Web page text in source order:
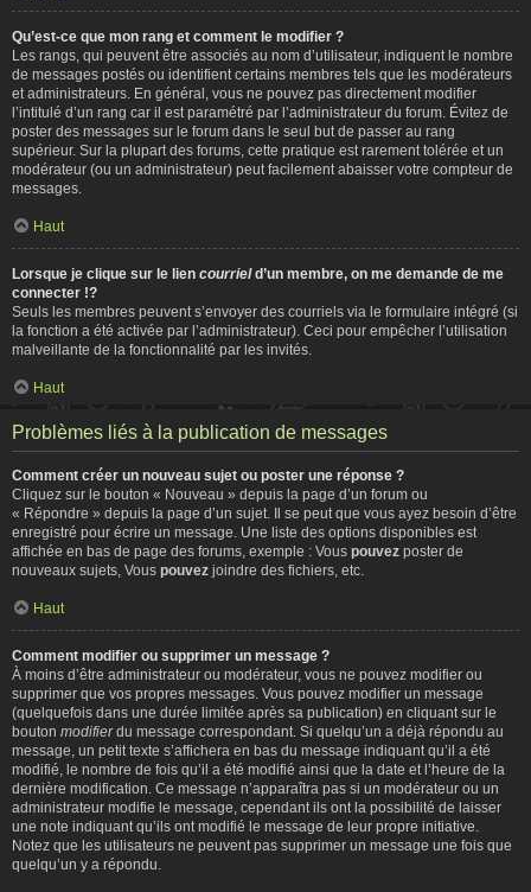
Qu’est-ce que mon rang et comment le modifier ?
Les rangs, qui peuvent être associés au nom d’utilisateur, indiquent le nombre
de messages postés ou identifient certains membres tels que les modérateurs
et administrateurs. En général, vous ne pouvez pas directement modifier
l’intitulé d’un rang car il est paramétré par l’administrateur du forum. Évitez de
poster des messages sur le forum dans le seul but de passer au rang
supérieur. Sur la plupart des forums, cette pratique est rarement tolérée et un
modérateur (ou un administrateur) peut facilement abaisser votre compteur de
messages.
Haut
Lorsque je clique sur le lien courrield’un membre, on me demande de me
connecter !?
Seuls les membres peuvent s’envoyer des courriels via le formulaire intégré (si
la fonction a été activée par l’administrateur). Ceci pour empêcher l’utilisation
malveillante de la fonctionnalité par les invités.
Haut
Problèmes liés à la publication de messages
Comment créer un nouveau sujet ou poster une réponse ?
Cliquez sur le bouton « Nouveau » depuis la page d’un forum ou
« Répondre » depuis la page d’un sujet. Il se peut que vous ayez besoin d’être
enregistré pour écrire un message. Une liste des options disponibles est
affichée en bas de page des forums, exemple : Vous pouvez poster de
nouveaux sujets, Vous pouvez joindre des fichiers, etc.
Haut
Comment modifier ou supprimer un message ?
À moins d’être administrateur ou modérateur, vous ne pouvez modifier ou
supprimer que vos propres messages. Vous pouvez modifier un message
(quelquefois dans une durée limitée après sa publication) en cliquant sur le
bouton modifierdu message correspondant. Si quelqu’un a déjà répondu au
message, un petit texte s’affichera en bas du message indiquant qu’il a été
modifié, le nombre de fois qu’il a été modifié ainsi que la date et l’heure de la
dernière modification. Ce message n’apparaîtra pas si un modérateur ou un
administrateur modifie le message, cependant ils ont la possibilité de laisser
une note indiquant qu’ils ont modifié le message de leur propre initiative.
Notez que les utilisateurs ne peuvent pas supprimer un message une fois que
quelqu’un y a répondu.